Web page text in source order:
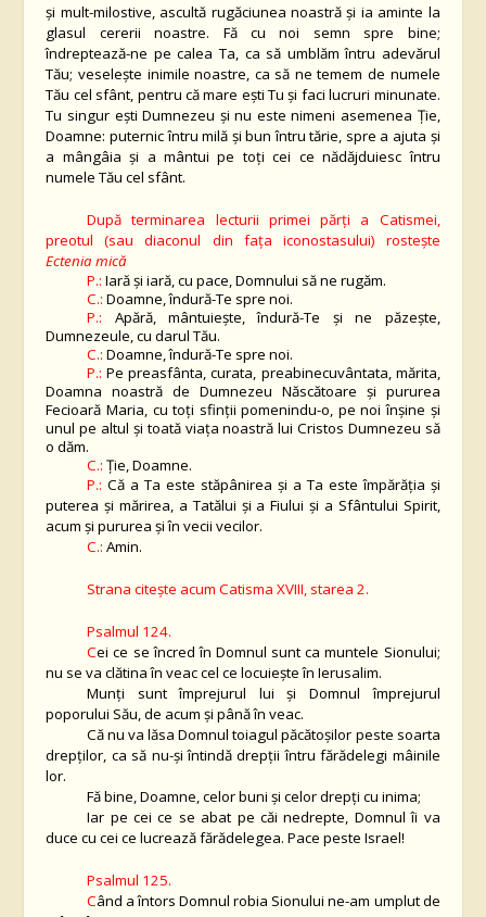
și mult-milostive, ascultă rugăciunea noastră și ia aminte la
glasul cererii noastre. Fă cu noi semn spre bine;
îndreptează-ne pe calea Ta, ca să umblăm întru adevărul
Tău; veselește inimile noastre, ca să ne temem de numele
Tău cel sfânt, pentru că mare ești Tu și faci lucruri minunate.
Tu singur ești Dumnezeu și nu este nimeni asemenea Ție,
Doamne: puternic întru milă și bun întru tărie, spre a ajuta și
a mângâia și a mântui pe toți cei ce nădăjduiesc întru
numele Tău cel sfânt.
După terminarea lecturii primei părţi a Catismei,
preotul (sau diaconul din faţa iconostasului) rosteşte
Ectenia mică
P.:Iară şi iară, cu pace, Domnului să ne rugăm.
C.: Doamne, îndură-Te spre noi.
P.: Apără, mântuieşte, îndură-Te şi ne păzeşte,
Dumnezeule, cu darul Tău.
C.: Doamne, îndură-Te spre noi.
P.: Pe preasfânta, curata, preabinecuvântata, mărita,
Doamna noastră de Dumnezeu Născătoare şi pururea
Fecioară Maria, cu toţi sfinţii pomenindu-o, pe noi înşine şi
unul pe altul şi toată viaţa noastră lui Cristos Dumnezeu să
o dăm.
C.: Ţie, Doamne.
P.: Că a Ta este stăpânirea și a Ta este împărăția și
puterea și mărirea, a Tatălui și a Fiului și a Sfântului Spirit,
acum și pururea și în vecii vecilor.
C.: Amin.
Strana citeşte acum Catisma XVIII, starea 2.
Psalmul 124.
Cei ce se încred în Domnul sunt ca muntele Sionului;
nu se va clătina în veac cel ce locuieşte în Ierusalim.
Munţi sunt împrejurul lui şi Domnul împrejurul
poporului Său, de acum şi până în veac.
Că nu va lăsa Domnul toiagul păcătoşilor peste soarta
drepţilor, ca să nu-şi întindă drepţii întru fărădelegi mâinile
lor.
Fă bine, Doamne, celor buni şi celor drepţi cu inima;
Iar pe cei ce se abat pe căi nedrepte, Domnul îi va
duce cu cei ce lucrează fărădelegea. Pace peste Israel!
Psalmul 125.
Când a întors Domnul robia Sionului ne-am umplut de